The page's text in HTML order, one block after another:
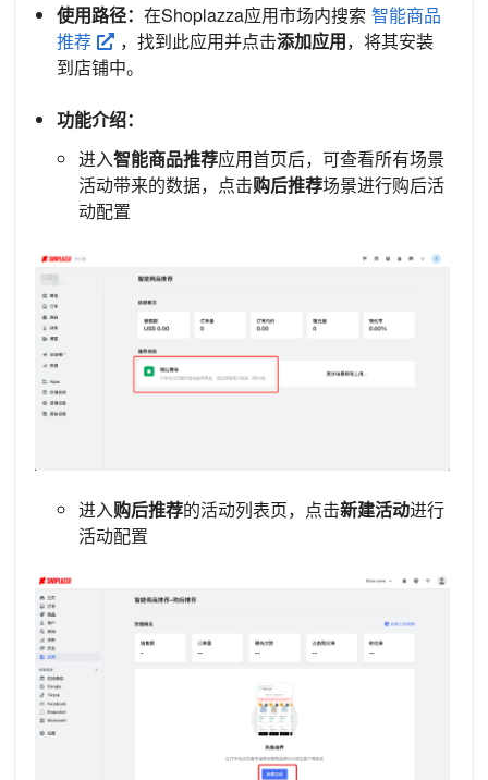
使用路径： 在Shoplazza应用市场内搜索 智能商品
推荐
，找到此应用并点击添加应用，将其安装
到店铺中。
功能介绍：
进入智能商品推荐应用首页后，可查看所有场景
活动带来的数据，点击购后推荐场景进行购后活
动配置
进入购后推荐的活动列表页，点击新建活动进行
活动配置